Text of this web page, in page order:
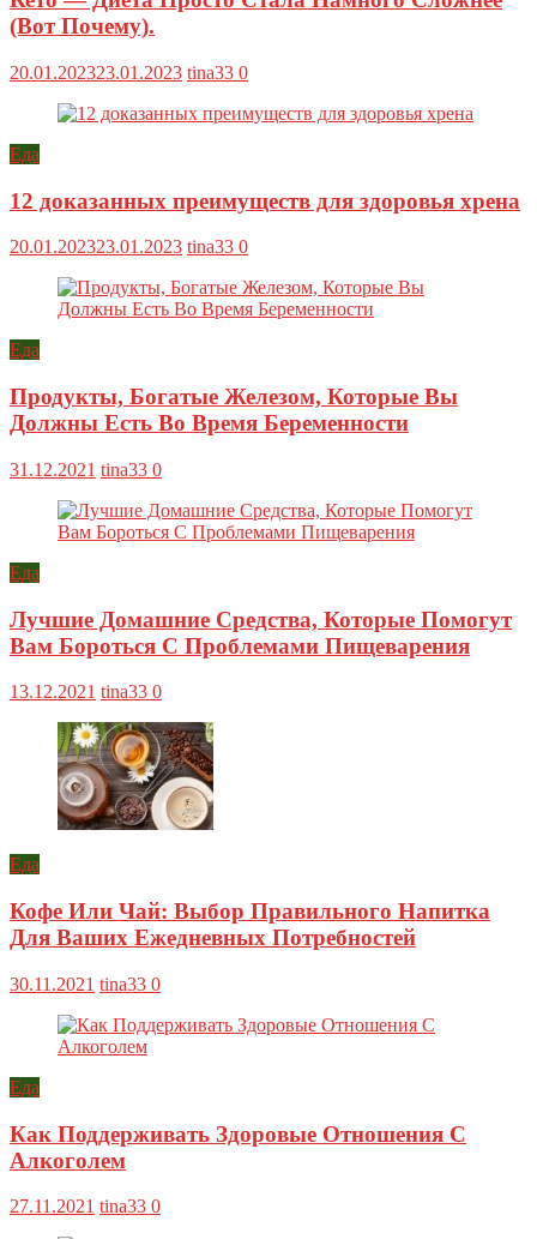
(Вот Почему).
20.01.202323.01.2023 tina33 0
Еда
12 доказанных преимуществ для здоровья хрена
20.01.202323.01.2023 tina33 0
Еда
Продукты, Богатые Железом, Которые Вы
Должны Есть Во Время Беременности
31.12.2021 tina33 0
Еда
Лучшие Домашние Средства, Которые Помогут
Вам Бороться С Проблемами Пищеварения
13.12.2021 tina33 0
Еда
Кофе Или Чай: Выбор Правильного Напитка
Для Ваших Ежедневных Потребностей
30.11.2021 tina33 0
Еда
Как Поддерживать Здоровые Отношения С
Алкоголем
27.11.2021 tina33 0